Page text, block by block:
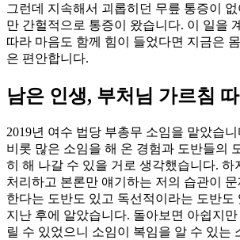
그런데 지속해서 괴롭히던 무릎 통증이
만 간헐적으로 통증이 왔습니다. 이 일을
따라 마음도 함께 힘이 들었다면 지금은
은 편안합니다.
남은 인생, 부처님 가르침
2019년 여수 법당 부총무 소임을 맡았습
비롯 많은 소임을 해 온 경험과 도반들의
히 해 나갈 수 있을 거로 생각했습니다. 하
처리하고 본론만 얘기하는 저의 습관이 문
한다는 도반도 있고 독선적이라는 도반도
지난 후에 알았습니다. 돌아보면 아쉽지
릴 수 있었으니 소임이 복임을 알 수 있는